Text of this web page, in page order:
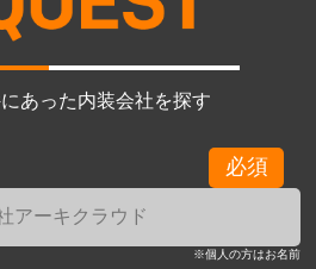
あった内装会社を探す
必須
※個人の方はお名前